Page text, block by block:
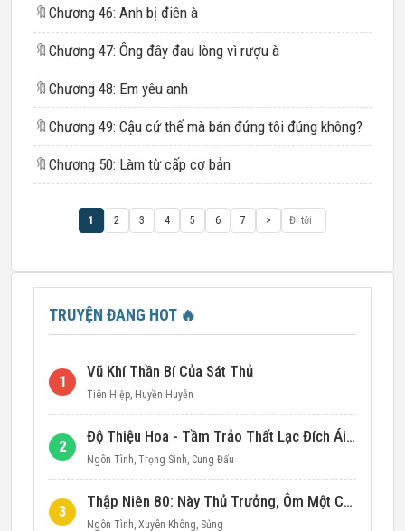
🔖 Chương 46: Anh bị điên à
🔖 Chương 47: Ông đây đau lòng vì rượu à
🔖 Chương 48: Em yêu anh
🔖 Chương 49: Cậu cứ thế mà bán đứng tôi đúng không?
🔖 Chương 50: Làm từ cấp cơ bản
1 2 3 4 5 6 7 >
TRUYỆN ĐANG HOT 🔥
1
Vũ Khí Thần Bí Của Sát Thủ
Tiên Hiệp, Huyền Huyễn
2
Độ Thiệu Hoa - Tầm Trảo Thất Lạc Đích Ái Tình
Ngôn Tình, Trọng Sinh, Cung Đấu
3
Thập Niên 80: Này Thủ Trưởng, Ôm Một Cái Đi!
Ngôn Tình, Xuyên Không, Sủng